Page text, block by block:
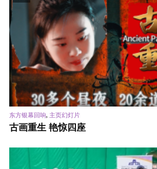
东方银幕回响, 主页幻灯片
古画重生 艳惊四座